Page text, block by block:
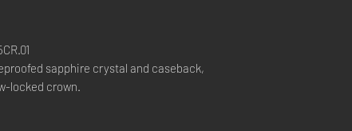
sapphire crystal and caseback,
locked crown.